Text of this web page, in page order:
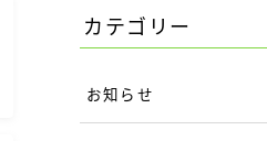
カテゴリー
お知らせ